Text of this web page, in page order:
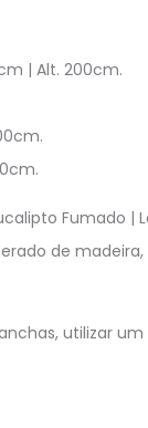
| Alt. 200cm.
Fumado |
de madeira,
utilizar